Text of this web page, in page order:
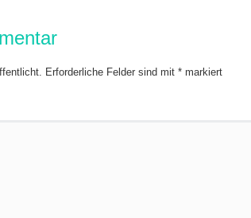
Erforderliche Felder sind mit *markiert